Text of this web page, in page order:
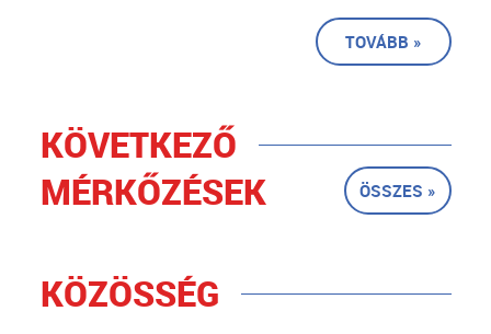
TOVÁBB »
KÖVETKEZŐ
MÉRKŐZÉSEK
ÖSSZES »
KÖZÖSSÉG